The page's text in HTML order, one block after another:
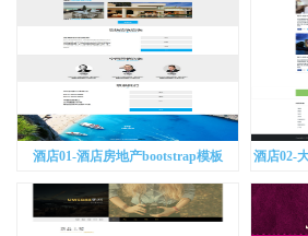
酒店01-酒店房地产bootstrap模板
酒店02-